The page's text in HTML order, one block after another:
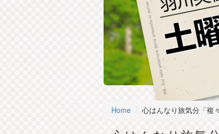
Home 心はんなり旅気分「複